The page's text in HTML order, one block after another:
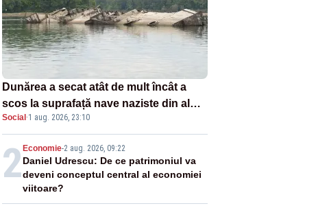
Dunărea a secat atât de mult încât a
scos la suprafață nave naziste din al
doilea război mondial
Social ·1 aug. 2026, 23:10
2 Economie-2 aug. 2026, 09:22
Daniel Udrescu: De ce patrimoniul va
deveni conceptul central al economiei
viitoare?